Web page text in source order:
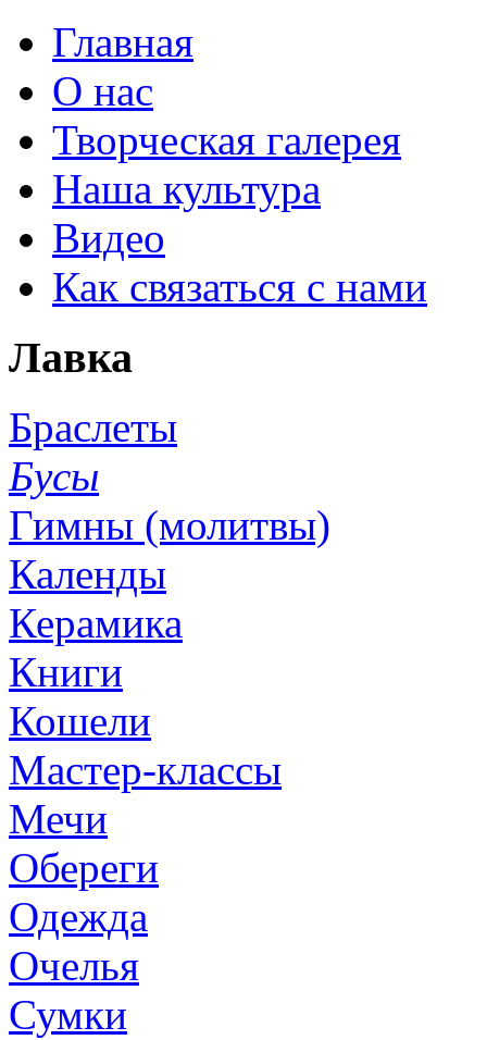
Главная
О нас
Творческая галерея
Наша культура
Видео
Как связаться с нами
Лавка
Браслеты
Бусы
Гимны (молитвы)
Календы
Керамика
Книги
Кошели
Мастер-классы
Мечи
Обереги
Одежда
Очелья
Сумки